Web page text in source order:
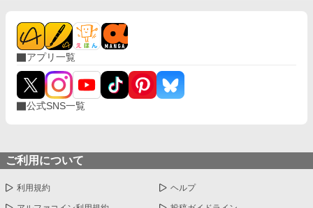
アプリ一覧
公式SNS一覧
ご利用について
利用規約 ヘルプ